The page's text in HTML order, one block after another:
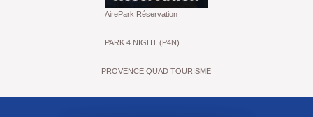
AirePark Réservation
PARK 4 NIGHT (P4N)
PROVENCE QUAD TOURISME